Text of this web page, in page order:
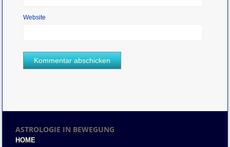
Website
ASTROLOGIE IN BEWEGUNG
HOME